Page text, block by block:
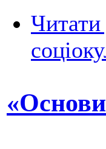
Читати
«Основи